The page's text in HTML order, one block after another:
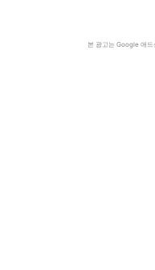
본 광고는 Google 애